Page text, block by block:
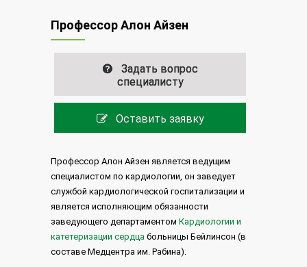
Профессор Алон Айзен
Задать вопрос
специалисту
Оставить заявку
Профессор Алон Айзен является ведущим
специалистом по кардиологии, он заведует
службой кардиологической госпитализации и
является исполняющим обязанности
заведующего департаментом Кардиологии и
катетеризации сердца больницы Бейлинсон (в
составе Медцентра им. Рабина).